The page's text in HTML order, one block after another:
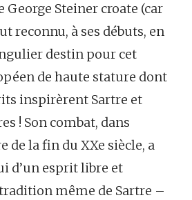
George Steiner croate (car
reconnu, à ses débuts, en
destin pour cet
de haute stature dont
inspirèrent Sartre et
! Son combat, dans
de la fin du XXe siècle, a
d’un esprit libre et
même de Sartre –